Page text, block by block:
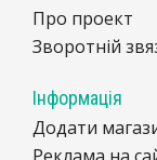
Про проект
Зворотній
Інформація
Додати